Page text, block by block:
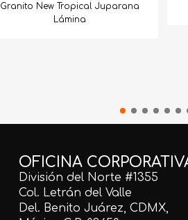
Granito New Tropical Juparana
Lámina
OFICINA
División del Norte #1355
Col. Letrán del Valle
Del. Benito Juárez, CDMX,